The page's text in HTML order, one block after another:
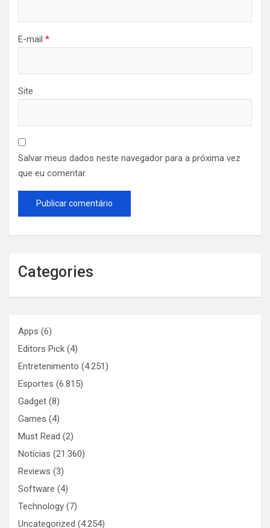
E-mail *
Site
Salvar meus dados neste navegador para a próxima vez
que eu comentar.
Categories
Apps (6)
Editors Pick (4)
Entretenimento (4.251)
Esportes (6.815)
Gadget (8)
Games (4)
Must Read (2)
Notícias (21.360)
Reviews (3)
Software (4)
Technology (7)
Uncategorized (4.254)